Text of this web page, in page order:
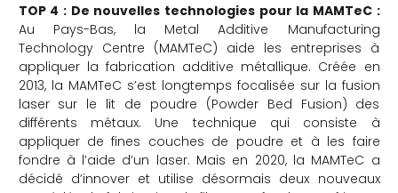
TOP 4 : De nouvelles technologies pour la MAMTeC :
Au Pays-Bas, la Metal Additive Manufacturing
Technology Centre (MAMTeC) aide les entreprises à
appliquer la fabrication additive métallique. Créée en
2013, la MAMTeC s’est longtemps focalisée sur la fusion
laser sur le lit de poudre (Powder Bed Fusion) des
différents métaux. Une technique qui consiste à
appliquer de fines couches de poudre et à les faire
fondre à l’aide d’un laser. Mais en 2020, la MAMTeC a
décidé d’innover et utilise désormais deux nouveaux